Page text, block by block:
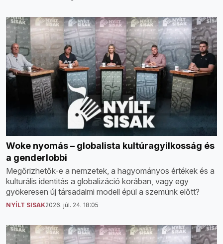
Woke nyomás – globalista kultúragyilkosság és
a genderlobbi
Megőrizhetők-e a nemzetek, a hagyományos értékek és a
kulturális identitás a globalizáció korában, vagy egy
gyökeresen új társadalmi modell épül a szemünk előtt?
NYÍLT SISAK2026. júl. 24. 18:05